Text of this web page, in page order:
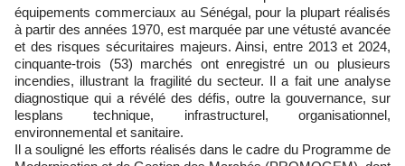
équipements commerciaux au Sénégal, pour la plupart réalisés
à partir des années 1970, est marquée par une vétusté avancée
et des risques sécuritaires majeurs. Ainsi, entre 2013 et 2024,
cinquante-trois (53) marchés ont enregistré un ou plusieurs
incendies, illustrant la fragilité du secteur. Il a fait une analyse
diagnostique qui a révélé des défis, outre la gouvernance, sur
lesplans technique, infrastructurel, organisationnel,
environnemental et sanitaire.
Il a souligné les efforts réalisés dans le cadre du Programme de